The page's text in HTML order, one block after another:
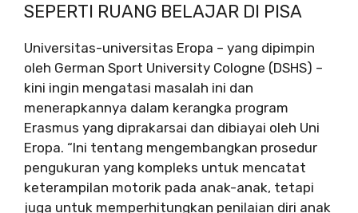
SEPERTI RUANG BELAJAR DI PISA
Universitas-universitas Eropa – yang dipimpin
oleh German Sport University Cologne (DSHS) –
kini ingin mengatasi masalah ini dan
menerapkannya dalam kerangka program
Erasmus yang diprakarsai dan dibiayai oleh Uni
Eropa. “Ini tentang mengembangkan prosedur
pengukuran yang kompleks untuk mencatat
keterampilan motorik pada anak-anak, tetapi
juga untuk memperhitungkan penilaian diri anak